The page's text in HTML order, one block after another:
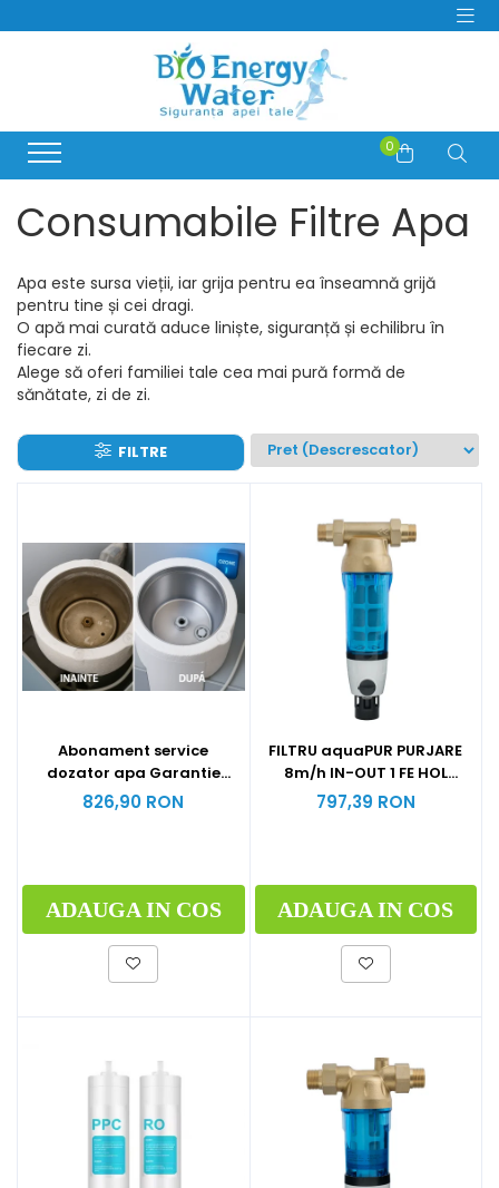
Dozatoare si Filtre de apa
Consumabile Filtre Apa
Abonamente Dozatoare Apa
Service Dozatoare de Apă
Filtre Apa Frigider Side by Side
Generator de Ozon
Bideuri electrice si non-electrice
BioLux
Bosch
Brita
Hyundai
LG
MegaHome
OzonFix
Philips
Whirlpool
0
Consumabile Filtre Apa
Apa este sursa vieții, iar grija pentru ea înseamnă grijă
pentru tine și cei dragi.
O apă mai curată aduce liniște, siguranță și echilibru în
fiecare zi.
Alege să oferi familiei tale cea mai pură formă de
sănătate, zi de zi.
FILTRE
Abonament service
dozator apa Garantie
extinsa 12 luni
826,90 RON
ADAUGA IN COS
FILTRU aquaPUR PURJARE
8m/h IN-OUT 1 FE HOL
CARTUS INOX 90 microni
797,39 RON
ADAUGA IN COS